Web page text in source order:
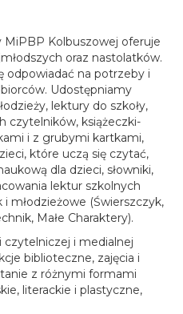
MiPBP Kolbuszowej oferuje
oraz nastolatków.
odpowiadać na potrzeby i
Udostępniamy
lektury do szkoły,
czytelników, książeczki-
i z grubymi kartkami,
które uczą się czytać,
dla dzieci, słowniki,
lektur szkolnych
młodzieżowe (Świerszczyk,
Małe Charaktery).
i medialnej
biblioteczne, zajęcia i
z różnymi formami
literackie i plastyczne,